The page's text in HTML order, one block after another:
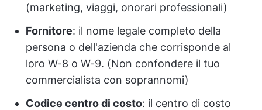
(marketing, viaggi, onorari professionali)
Fornitore: il nome legale completo della
persona o dell'azienda che corrisponde al
loro W-8 o W-9. (Non confondere il tuo
commercialista con soprannomi)
Codice centro di costo: il centro di costo